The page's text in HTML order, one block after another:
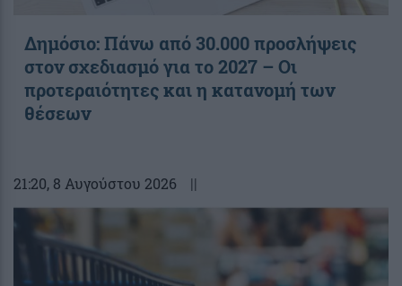
Δημόσιο: Πάνω από 30.000 προσλήψεις
στον σχεδιασμό για το 2027 – Οι
προτεραιότητες και η κατανομή των
θέσεων
21:20, 8 Αυγούστου 2026 ||